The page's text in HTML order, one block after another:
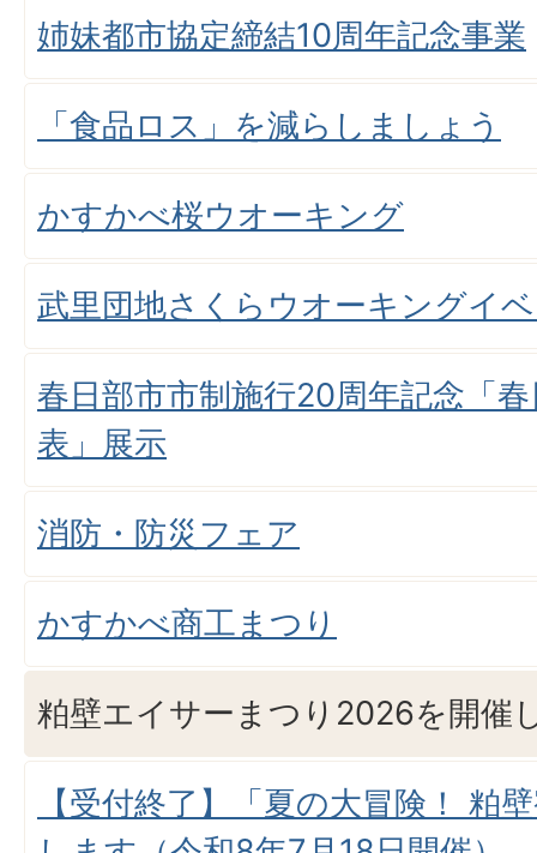
姉妹都市協定締結10周年記念事業
「食品ロス」を減らしましょう
かすかべ桜ウオーキング
武里団地さくらウオーキングイ
春日部市市制施行20周年記念「
表」展示
消防・防災フェア
かすかべ商工まつり
粕壁エイサーまつり2026を開催
【受付終了】「夏の大冒険！ 粕